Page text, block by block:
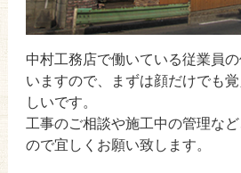
中村工務店で働いている従業員
いますので、まずは顔だけでも
しいです。
工事のご相談や施工中の管理な
ので宜しくお願い致します。